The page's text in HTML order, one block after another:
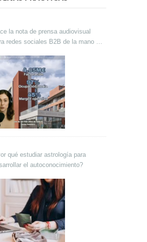
la nota de prensa audiovisual
redes sociales B2B de la mano de
qué estudiar astrología para
el autoconocimiento?